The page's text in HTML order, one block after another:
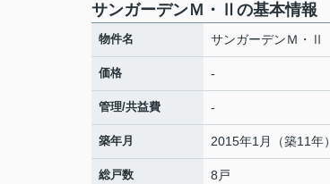
サンガーデンＭ・Ⅱの基本情報
物件名 サンガーデンＭ・Ⅱ
価格 -
管理/共益費 -
築年月 2015年1月（築11年）
総戸数 8戸